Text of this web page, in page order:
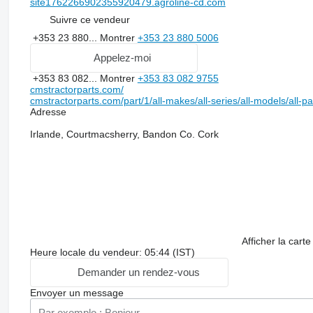
Suivre ce vendeur
+353 23 880... Montrer +353 23 880 5006
Appelez-moi
+353 83 082... Montrer +353 83 082 9755
cmstractorparts.com/
cmstractorparts.com/part/1/all-makes/all-series/all-models/all-
Adresse
Irlande, Courtmacsherry, Bandon Co. Cork
Afficher la carte
Heure locale du vendeur: 05:44 (IST)
Demander un rendez-vous
Envoyer un message